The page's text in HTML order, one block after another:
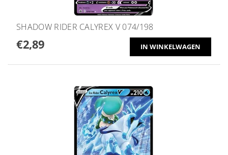
SHADOW RIDER CALYREX V 074/198
€2,89